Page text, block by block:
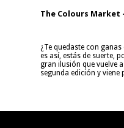
The Colours Market
¿Te quedaste con
es así, estás de suerte,
gran ilusión que vuelve
segunda edición y viene